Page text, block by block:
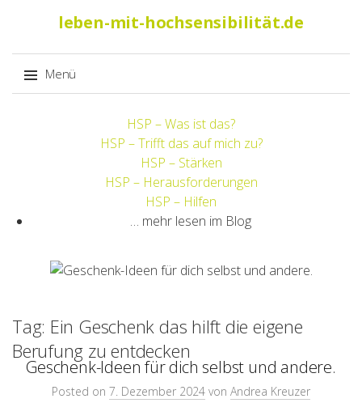
leben-mit-hochsensibilität.de
Menü
HSP – Was ist das?
HSP – Trifft das auf mich zu?
HSP – Stärken
HSP – Herausforderungen
HSP – Hilfen
… mehr lesen im Blog
Tag: Ein Geschenk das hilft die eigene
Berufung zu entdecken
Geschenk-Ideen für dich selbst und andere.
Posted on 7. Dezember 2024 von Andrea Kreuzer